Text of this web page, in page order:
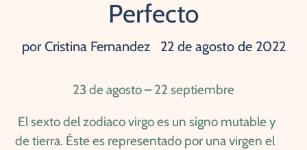
Perfecto
por Cristina Fernandez 22 de agosto de 2022
23 de agosto – 22 septiembre
El sexto del zodiaco virgo es un signo mutable y
de tierra. Éste es representado por una virgen el